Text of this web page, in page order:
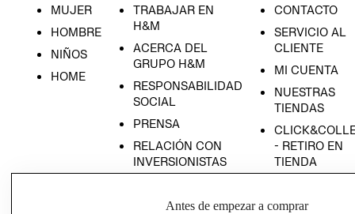
MUJER
HOMBRE
NIÑOS
HOME
TRABAJAR EN
H&M
ACERCA DEL
GRUPO H&M
RESPONSABILIDAD
SOCIAL
PRENSA
RELACIÓN CON
INVERSIONISTAS
EMPRESARIAL
CONTACTO
SERVICIO AL
CLIENTE
MI CUENTA
NUESTRAS
TIENDAS
- RETIRO EN
TIENDA
Antes de empezar a comprar